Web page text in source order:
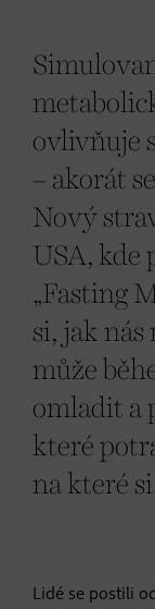
ovlivňuje
– akorát
Nový
USA, kde
„Fasting
si, jak nás
může
omladit a
které
na které
Lidé se postili